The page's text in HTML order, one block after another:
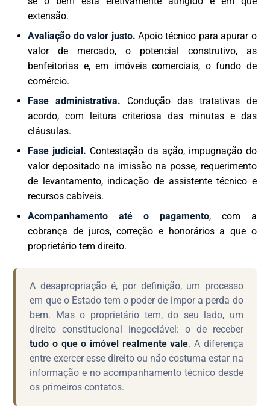
extensão.
Avaliação do valor justo. Apoio técnico para apurar o
valor de mercado, o potencial construtivo, as
benfeitorias e, em imóveis comerciais, o fundo de
comércio.
Fase administrativa. Condução das tratativas de
acordo, com leitura criteriosa das minutas e das
cláusulas.
Fase judicial. Contestação da ação, impugnação do
valor depositado na imissão na posse, requerimento
de levantamento, indicação de assistente técnico e
recursos cabíveis.
Acompanhamento até o pagamento, com a
cobrança de juros, correção e honorários a que o
proprietário tem direito.
A desapropriação é, por definição, um processo
em que o Estado tem o poder de impor a perda do
bem. Mas o proprietário tem, do seu lado, um
direito constitucional inegociável: o de receber
tudo o que o imóvel realmente vale. A diferença
entre exercer esse direito ou não costuma estar na
informação e no acompanhamento técnico desde
os primeiros contatos.